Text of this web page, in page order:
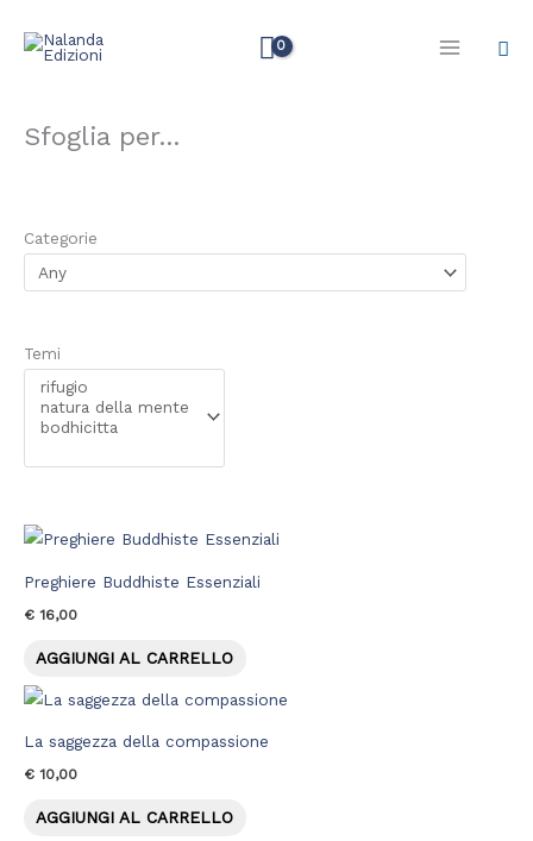
Sfoglia per...
Categorie
Temi
Preghiere Buddhiste Essenziali
€ 16,00
AGGIUNGI AL CARRELLO
La saggezza della compassione
€ 10,00
AGGIUNGI AL CARRELLO